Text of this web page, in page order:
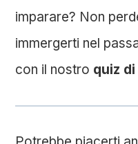
imparare? Non
immergerti nel
con il nostro quiz